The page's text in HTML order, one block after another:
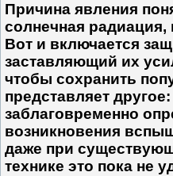
Причина явления
солнечная радиация,
Вот и включается
заставляющий их
чтобы сохранить
представляет
заблаговременно
возникновения
даже при
технике это пока не